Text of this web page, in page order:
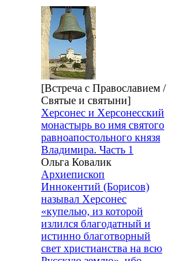
[Встреча с Православием /
Святые и святыни]
Херсонес и Херсонесский
монастырь во имя святого
равноапостольного князя
Владимира. Часть 1
Ольга Ковалик
Архиепископ
Иннокентий (Борисов)
называл Херсонес
«купелью, из которой
излился благодатный и
истинно благотворный
свет христианства на всю